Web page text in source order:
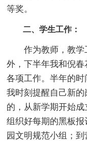
等奖。
二、学生工作：
作为教师，教学
外，下半年我和倪
各项工作。半年的时
我时刻提醒自己新
的，从新学期开始成
组织好每期的黑板
园文明规范小组；